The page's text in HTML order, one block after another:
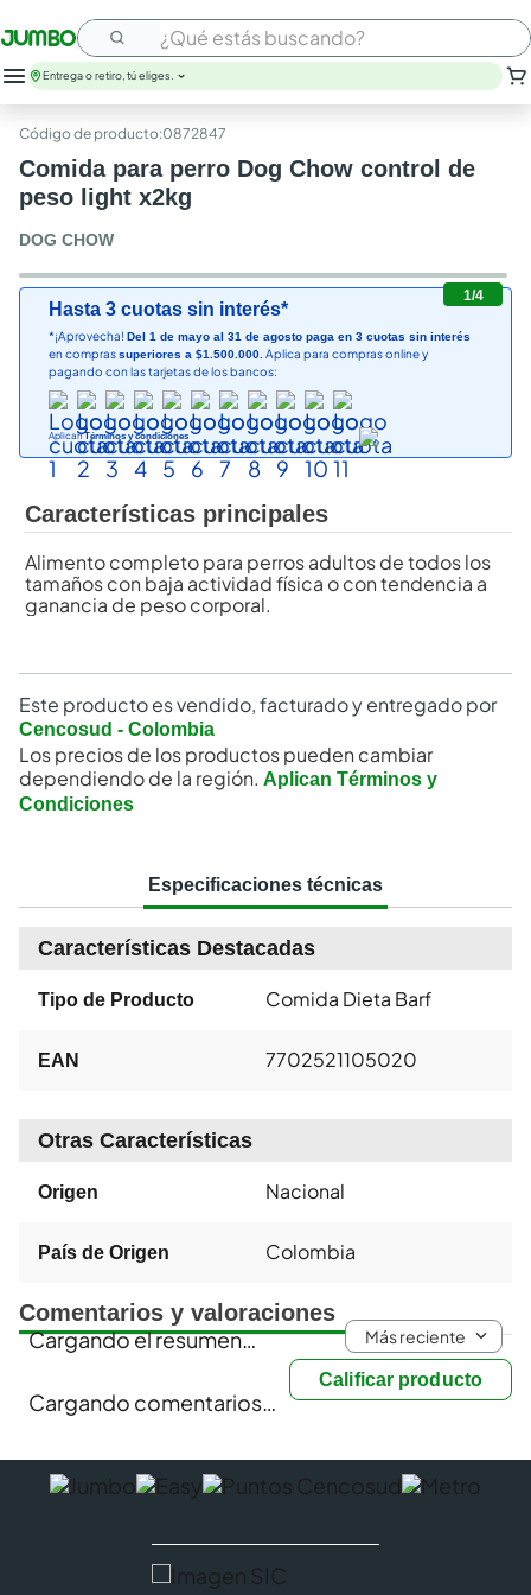
¿Qué estás buscando?
Entrega o retiro, tú eliges.
:0872847
Comida para perro Dog Chow control de
peso light x2kg
DOG CHOW
1/4
Hasta 3 cuotas sin interés*
*¡Aprovecha! Del 1 de mayo al 31 de agosto paga en 3 cuotas sin interés
en comprassuperiores a $1.500.000. Aplica para compras online y
pagando con las tarjetas de los bancos:
AplicanTérminos y condiciones
Características principales
Alimento completo para perros adultos de todos los
tamaños con baja actividad física o con tendencia a
ganancia de peso corporal.
Este producto es vendido, facturado y entregado por
Cencosud - Colombia
Los precios de los productos pueden cambiar
dependiendo de la región. Aplican Términos y
Condiciones
Especificaciones técnicas
Características Destacadas
Tipo de Producto Comida Dieta Barf
EAN 7702521105020
Otras Características
Origen Nacional
País de Origen Colombia
Comentarios y valoraciones
Calificar producto
Cargando el resumen… Más reciente
Cargando comentarios…